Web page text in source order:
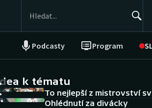
Podcasty Program
NEPŘEHLÉDNĚTE
Historické návraty
k tématu
To nejlepší z mistrovství
Ohlédnutí za divácky